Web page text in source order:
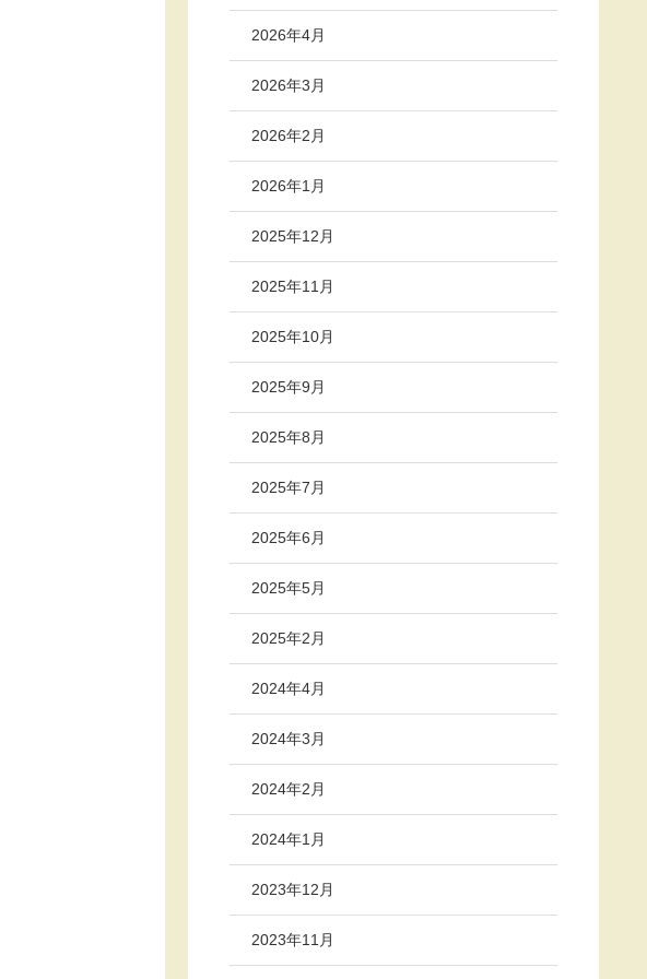
2026年4月
2026年3月
2026年2月
2026年1月
2025年12月
2025年11月
2025年10月
2025年9月
2025年8月
2025年7月
2025年6月
2025年5月
2025年2月
2024年4月
2024年3月
2024年2月
2024年1月
2023年12月
2023年11月